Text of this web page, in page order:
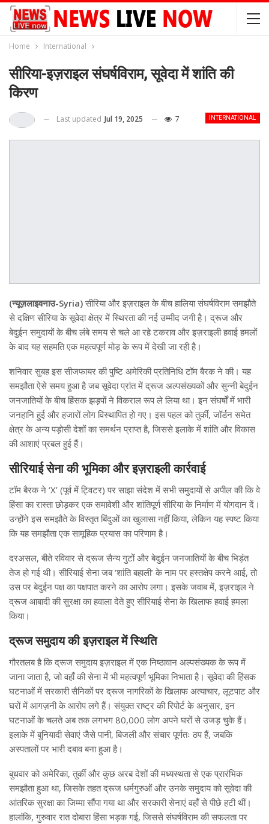
Home International
सीरिया-इज़राइल संघर्षविराम, सूवेदा में शांति की
किरण
INTERNATIONAL
Last updated Jul 19, 2025 7
(न्यूज़लाइवनाउ-Syria)सीरिया और इज़राइल के बीच हालिया संघर्षविराम समझौते
से दक्षिण सीरिया के सूवेदा क्षेत्र में स्थिरता की नई उम्मीद जगी है। द्रूज और
बेदुईन समुदायों के बीच लंबे समय से चले आ रहे टकराव और इज़राइली हवाई हमलों
के बाद यह सहमति एक महत्वपूर्ण मोड़ के रूप में देखी जा रही है।
शनिवार सुबह इस सीजफायर की पुष्टि अमेरिकी प्रतिनिधि टॉम बैरक ने की। यह
समझौता ऐसे समय हुआ है जब सूवेदा प्रांत में द्रूज अल्पसंख्यकों और सुन्नी बेदुईन
जनजातियों के बीच हिंसक झड़पों ने विकराल रूप ले लिया था। इन संघर्षों में भारी
जनहानि हुई और हजारों लोग विस्थापित हो गए। इस पहल को तुर्की, जॉर्डन समेत
क्षेत्र के अन्य पड़ोसी देशों का समर्थन प्राप्त है, जिससे इलाके में शांति और विकास
की आशाएं प्रबल हुई हैं।
सीरियाई सेना की भूमिका और इज़राइली कार्रवाई
टॉम बैरक ने ‘X’ (पूर्व में ट्विटर) पर साझा संदेश में सभी समुदायों से अपील की कि वे
हिंसा का रास्ता छोड़कर एक समावेशी और शांतिपूर्ण सीरिया के निर्माण में योगदान दें।
उन्होंने इस समझौते के विस्तृत बिंदुओं का खुलासा नहीं किया, लेकिन यह स्पष्ट किया
कि यह समझौता एक सामूहिक प्रयास का परिणाम है।
दरअसल, बीते रविवार से द्रूज सैन्य गुटों और बेदुईन जनजातियों के बीच भिड़ंत
तेज हो गई थी। सीरियाई सेना जब ‘शांति बहाली’ के नाम पर हस्तक्षेप करने आई, तो
उस पर बेदुईन पक्ष का पक्षपात करने का आरोप लगा। इसके जवाब में, इज़राइल ने
द्रूज आबादी की सुरक्षा का हवाला देते हुए सीरियाई सेना के खिलाफ हवाई हमला
किया।
द्रूज समुदाय की इज़राइल में स्थिति
गौरतलब है कि द्रूज समुदाय इज़राइल में एक निष्ठावान अल्पसंख्यक के रूप में
जाना जाता है, जो वहाँ की सेना में भी महत्वपूर्ण भूमिका निभाता है। सूवेदा की हिंसक
घटनाओं में सरकारी सैनिकों पर द्रूज नागरिकों के खिलाफ अत्याचार, लूटपाट और
घरों में आगज़नी के आरोप लगे हैं। संयुक्त राष्ट्र की रिपोर्ट के अनुसार, इन
घटनाओं के चलते अब तक लगभग 80,000 लोग अपने घरों से उजड़ चुके हैं।
इलाके में बुनियादी सेवाएं जैसे पानी, बिजली और संचार पूर्णतः ठप हैं, जबकि
अस्पतालों पर भारी दबाव बना हुआ है।
बुधवार को अमेरिका, तुर्की और कुछ अरब देशों की मध्यस्थता से एक प्रारंभिक
समझौता हुआ था, जिसके तहत द्रूज धर्मगुरुओं और उनके समुदाय को सूवेदा की
आंतरिक सुरक्षा का जिम्मा सौंपा गया था और सरकारी सेनाएं वहाँ से पीछे हटी थीं।
हालांकि, गुरुवार रात दोबारा हिंसा भड़क गई, जिससे संघर्षविराम की सफलता पर